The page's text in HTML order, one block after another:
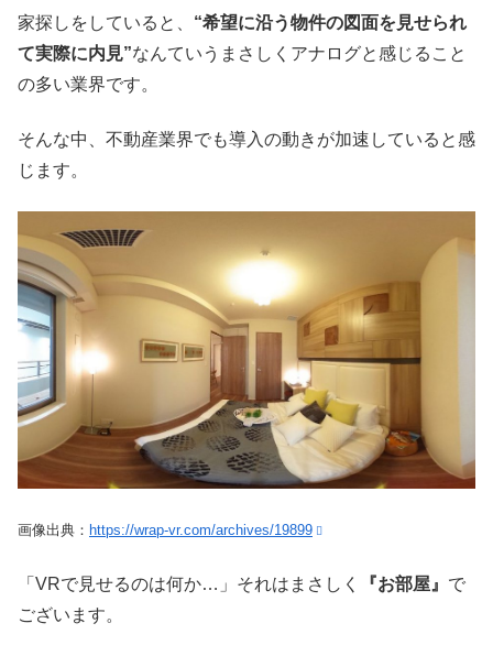
家探しをしていると、 “希望に沿う物件の図面を見せられ
て実際に内見”なんていうまさしくアナログと感じること
の多い業界です。
そんな中、不動産業界でも導入の動きが加速していると感
じます。
画像出典： https://wrap-vr.com/archives/19899
「VRで見せるのは何か…」それはまさしく 『お部屋』 で
ございます。